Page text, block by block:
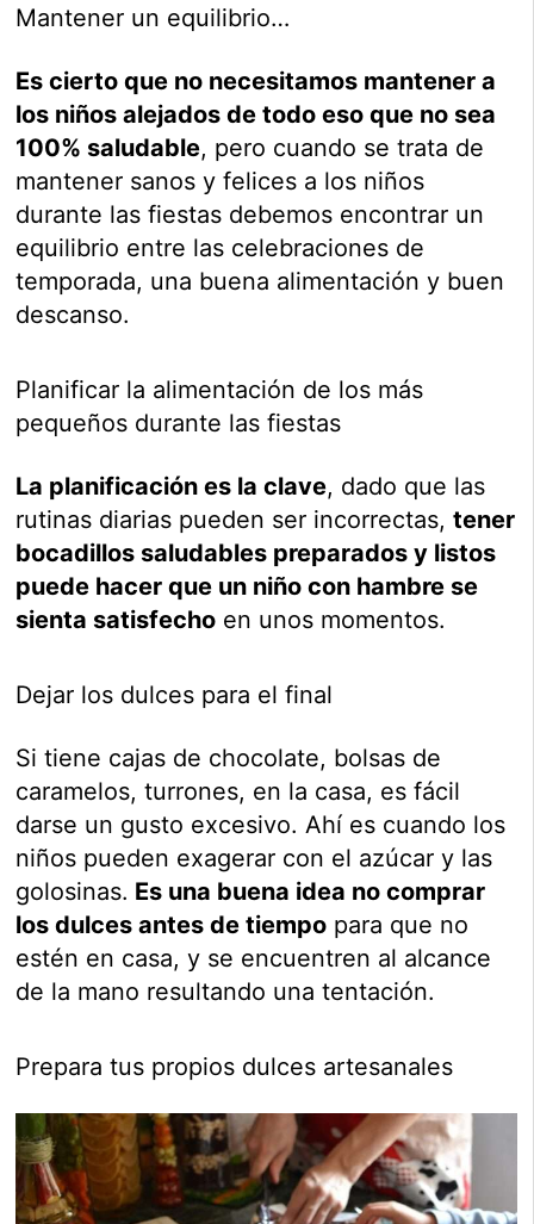
Mantener un equilibrio…
Es cierto que no necesitamos mantener a
los niños alejados de todo eso que no sea
100% saludable, pero cuando se trata de
mantener sanos y felices a los niños
durante las fiestas debemos encontrar un
equilibrio entre las celebraciones de
temporada, una buena alimentación y buen
descanso.
Planificar la alimentación de los más
pequeños durante las fiestas
La planificación es la clave, dado que las
rutinas diarias pueden ser incorrectas,tener
bocadillos saludables preparados y listos
puede hacer que un niño con hambre se
sienta satisfecho en unos momentos.
Dejar los dulces para el final
Si tiene cajas de chocolate, bolsas de
caramelos, turrones, en la casa, es fácil
darse un gusto excesivo. Ahí es cuando los
niños pueden exagerar con el azúcar y las
golosinas. Es una buena idea no comprar
los dulces antes de tiempo para que no
estén en casa, y se encuentren al alcance
de la mano resultando una tentación.
Prepara tus propios dulces artesanales